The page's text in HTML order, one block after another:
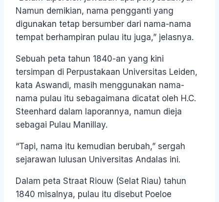
Namun demikian, nama pengganti yang
digunakan tetap bersumber dari nama-nama
tempat berhampiran pulau itu juga,” jelasnya.
Sebuah peta tahun 1840-an yang kini
tersimpan di Perpustakaan Universitas Leiden,
kata Aswandi, masih menggunakan nama-
nama pulau itu sebagaimana dicatat oleh H.C.
Steenhard dalam laporannya, namun dieja
sebagai Pulau Manillay.
“Tapi, nama itu kemudian berubah,” sergah
sejarawan lulusan Universitas Andalas ini.
Dalam peta Straat Riouw (Selat Riau) tahun
1840 misalnya, pulau itu disebut Poeloe